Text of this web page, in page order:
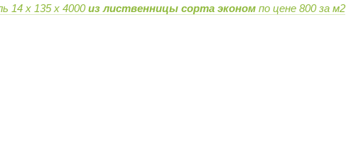
14 х 135 х 4000из лиственницы сорта экономпо цене 800 за м2